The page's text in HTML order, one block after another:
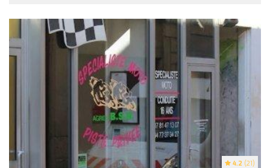
4.2 (21)